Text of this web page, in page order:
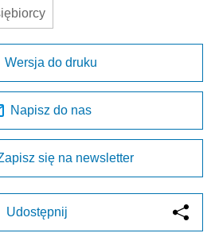
Wersja do druku
Napisz do nas
się na newsletter
Udostępnij